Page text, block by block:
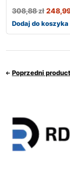
308,88zł
Dodaj do koszyka
Poprzedni product